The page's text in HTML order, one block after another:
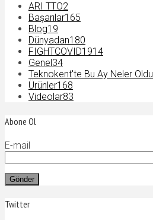
ARI TTO2
Başarılar165
Blog19
Dünyadan180
FIGHTCOVID1914
Genel 34
Teknokent'te Bu Ay Neler Oldu
Ürünler168
Videolar83
Abone Ol
E-mail
Twitter